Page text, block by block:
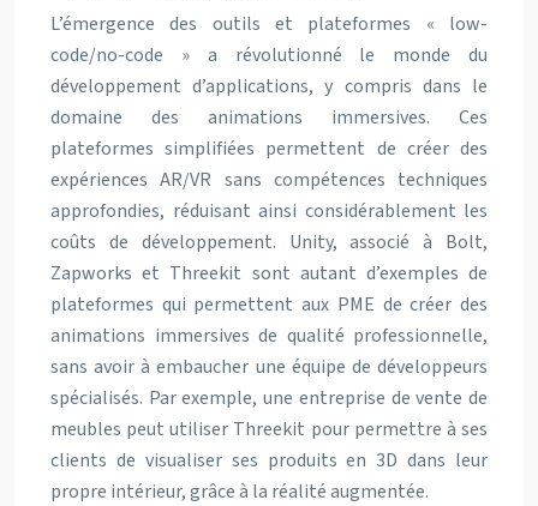
L’émergence des outils et plateformes « low-
code/no-code » a révolutionné le monde du
développement d’applications, y compris dans le
domaine des animations immersives. Ces
plateformes simplifiées permettent de créer des
expériences AR/VR sans compétences techniques
approfondies, réduisant ainsi considérablement les
coûts de développement. Unity, associé à Bolt,
Zapworks et Threekit sont autant d’exemples de
plateformes qui permettent aux PME de créer des
animations immersives de qualité professionnelle,
sans avoir à embaucher une équipe de développeurs
spécialisés. Par exemple, une entreprise de vente de
meubles peut utiliser Threekit pour permettre à ses
clients de visualiser ses produits en 3D dans leur
propre intérieur, grâce à la réalité augmentée.